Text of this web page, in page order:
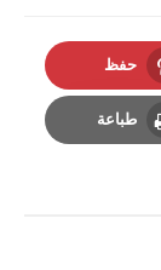
حفظ
Pinterest
طباعة